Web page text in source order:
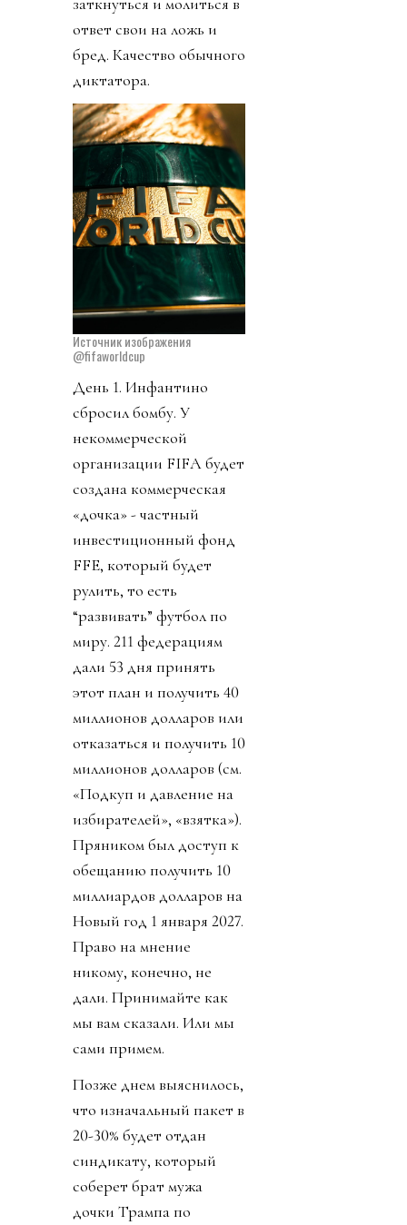
заткнуться и молиться в
ответ свои на ложь и
бред. Качество обычного
диктатора.
Источник изображения
@fifaworldcup
День 1. Инфантино
сбросил бомбу. У
некоммерческой
организации FIFA будет
создана коммерческая
«дочка» - частный
инвестиционный фонд
FFE, который будет
рулить, то есть
“развивать” футбол по
миру. 211 федерациям
дали 53 дня принять
этот план и получить 40
миллионов долларов или
отказаться и получить 10
миллионов долларов (см.
«Подкуп и давление на
избирателей», «взятка»).
Пряником был доступ к
обещанию получить 10
миллиардов долларов на
Новый год 1 января 2027.
Право на мнение
никому, конечно, не
дали. Принимайте как
мы вам сказали. Или мы
сами примем.
Позже днем выяснилось,
что изначальный пакет в
20-30% будет отдан
синдикату, который
соберет брат мужа
дочки Трампа по